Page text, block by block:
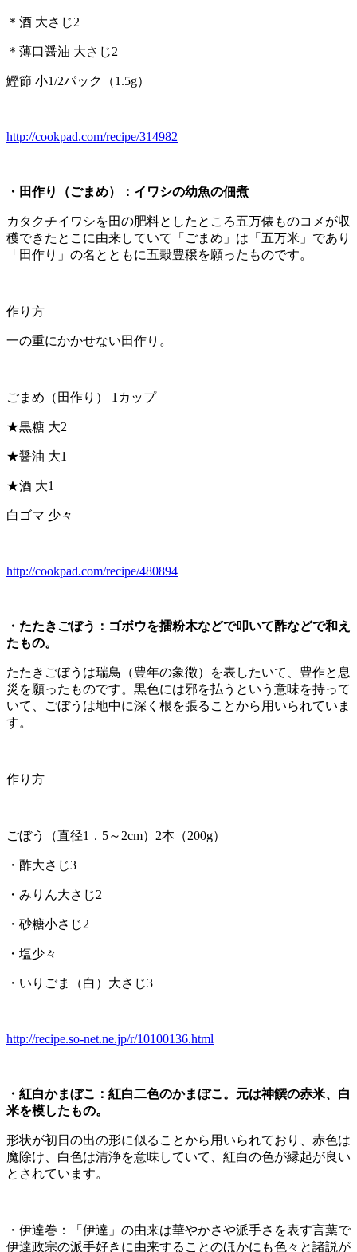
＊酒 大さじ2
＊薄口醤油 大さじ2
鰹節 小1/2パック（1.5g）
http://cookpad.com/recipe/314982
・田作り（ごまめ）：イワシの幼魚の佃煮
カタクチイワシを田の肥料としたところ五万俵ものコメが収
穫できたとこに由来していて「ごまめ」は「五万米」であり
「田作り」の名とともに五穀豊穣を願ったものです。
作り方
一の重にかかせない田作り。
ごまめ（田作り） 1カップ
★黒糖 大2
★醤油 大1
★酒 大1
白ゴマ 少々
http://cookpad.com/recipe/480894
・たたきごぼう：ゴボウを擂粉木などで叩いて酢などで和え
たもの。
たたきごぼうは瑞鳥（豊年の象徴）を表したいて、豊作と息
災を願ったものです。黒色には邪を払うという意味を持って
いて、ごぼうは地中に深く根を張ることから用いられていま
す。
作り方
ごぼう（直径1．5～2cm）2本（200g）
・酢大さじ3
・みりん大さじ2
・砂糖小さじ2
・塩少々
・いりごま（白）大さじ3
http://recipe.so-net.ne.jp/r/10100136.html
・紅白かまぼこ：紅白二色のかまぼこ。元は神饌の赤米、白
米を模したもの。
形状が初日の出の形に似ることから用いられており、赤色は
魔除け、白色は清浄を意味していて、紅白の色が縁起が良い
とされています。
・伊達巻：「伊達」の由来は華やかさや派手さを表す言葉で
伊達政宗の派手好きに由来することのほかにも色々と諸説が